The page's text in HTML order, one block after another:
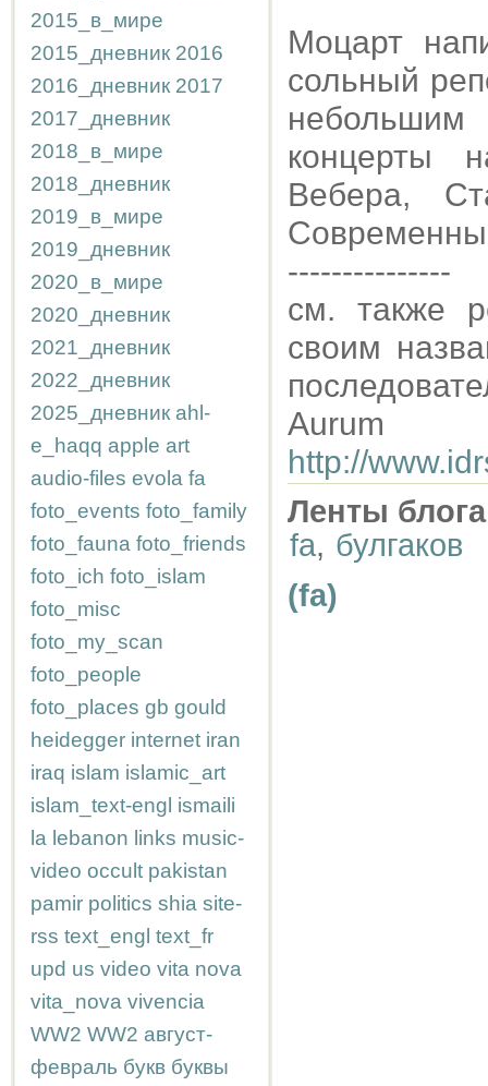
2015_в_мире
2015_дневник 2016
2016_дневник 2017
2017_дневник
2018_в_мире
2018_дневник
2019_в_мире
2019_дневник
2020_в_мире
2020_дневник
2021_дневник
2022_дневник
2025_дневник ahl-
e_haqq apple art
audio-files evola fa
foto_events foto_family
foto_fauna foto_friends
foto_ich foto_islam
foto_misc
foto_my_scan
foto_people
foto_places gb gould
heidegger internet iran
iraq islam islamic_art
islam_text-engl ismaili
la lebanon links music-
video occult pakistan
pamir politics shia site-
rss text_engl text_fr
upd us video vita nova
vita_nova vivencia
WW2 WW2 август-
февраль букв буквы
Моцарт
сольный
концерты
Вебера,
---------------
см. также
своим
Aurum
http://
Ленты
fa, булгаков
(fa)